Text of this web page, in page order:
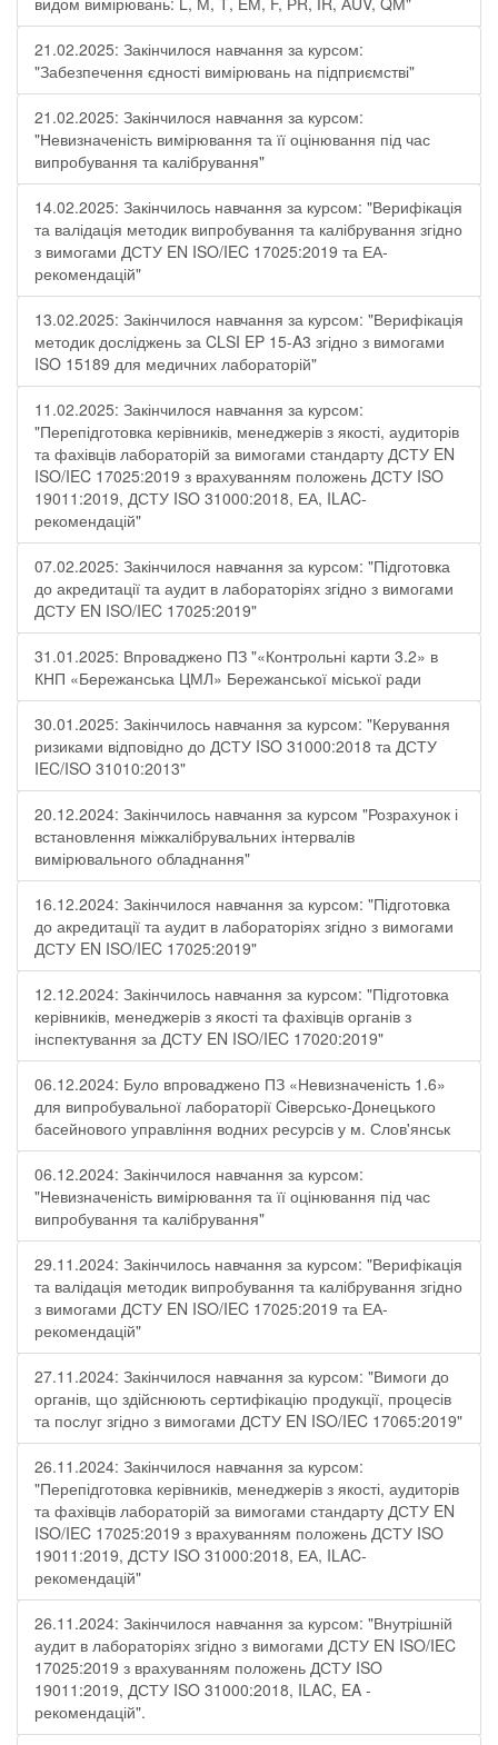
21.02.2025: Закінчилося навчання за курсом:
"Забезпечення єдності вимірювань на підприємстві"
21.02.2025: Закінчилося навчання за курсом:
"Невизначеність вимірювання та її оцінювання під час
випробування та калібрування"
14.02.2025: Закінчилось навчання за курсом: "Верифікація
та валідація методик випробування та калібрування згідно
з вимогами ДСТУ EN ISO/IEC 17025:2019 та ЕА-
рекомендацій"
13.02.2025: Закінчилося навчання за курсом: "Верифікація
методик досліджень за CLSI EP 15-A3 згідно з вимогами
ISO 15189 для медичних лабораторій"
11.02.2025: Закінчилося навчання за курсом:
"Перепідготовка керівників, менеджерів з якості, аудиторів
та фахівців лабораторій за вимогами стандарту ДСТУ EN
ISO/IEC 17025:2019 з врахуванням положень ДСТУ ISO
19011:2019, ДСТУ ISO 31000:2018, ЕА, ILAC-
рекомендацій"
07.02.2025: Закінчилося навчання за курсом: "Підготовка
до акредитації та аудит в лабораторіях згідно з вимогами
ДСТУ EN ISO/IEC 17025:2019"
31.01.2025: Впроваджено ПЗ "«Контрольні карти 3.2» в
КНП «Бережанська ЦМЛ» Бережанської міської ради
30.01.2025: Закінчилось навчання за курсом: "Керування
ризиками відповідно до ДСТУ ISO 31000:2018 та ДСТУ
IEC/ISO 31010:2013"
20.12.2024: Закінчилось навчання за курсом "Розрахунок і
встановлення міжкалібрувальних інтервалів
вимірювального обладнання"
16.12.2024: Закінчилося навчання за курсом: "Підготовка
до акредитації та аудит в лабораторіях згідно з вимогами
ДСТУ EN ISO/IEC 17025:2019"
12.12.2024: Закінчилось навчання за курсом: "Підготовка
керівників, менеджерів з якості та фахівців органів з
інспектування за ДСТУ EN ISO/IEC 17020:2019"
06.12.2024: Було впроваджено ПЗ «Невизначеність 1.6»
для випробувальної лабораторії Cіверсько-Донецького
басейнового управління водних ресурсів у м. Слов'янськ
06.12.2024: Закінчилося навчання за курсом:
"Невизначеність вимірювання та її оцінювання під час
випробування та калібрування"
29.11.2024: Закінчилось навчання за курсом: "Верифікація
та валідація методик випробування та калібрування згідно
з вимогами ДСТУ EN ISO/IEC 17025:2019 та ЕА-
рекомендацій"
27.11.2024: Закінчилося навчання за курсом: "Вимоги до
органів, що здійснюють сертифікацію продукції, процесів
та послуг згідно з вимогами ДСТУ EN ISO/IEC 17065:2019"
26.11.2024: Закінчилося навчання за курсом:
"Перепідготовка керівників, менеджерів з якості, аудиторів
та фахівців лабораторій за вимогами стандарту ДСТУ EN
ISO/IEC 17025:2019 з врахуванням положень ДСТУ ISO
19011:2019, ДСТУ ISO 31000:2018, ЕА, ILAC-
рекомендацій"
26.11.2024: Закінчилося навчання за курсом: "Внутрішній
аудит в лабораторіях згідно з вимогами ДСТУ EN ISO/IEC
17025:2019 з врахуванням положень ДСТУ ISO
19011:2019, ДСТУ ISO 31000:2018, ILAC, EA -
рекомендацій".